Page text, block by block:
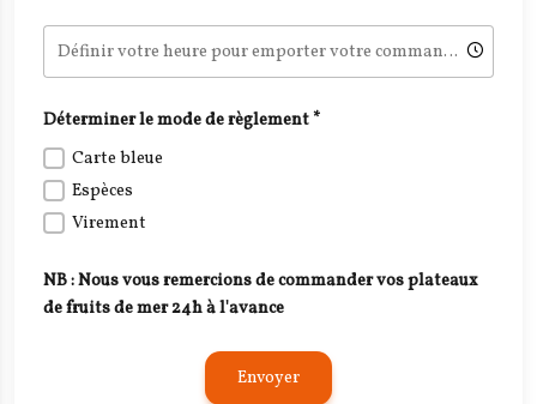
Définir votre heure pour emporter votre commande ?
Déterminer le mode de règlement*
Carte bleue
Espèces
Virement
NB : Nous vous remercions de commander vos plateaux
de fruits de mer 24h à l'avance
Envoyer